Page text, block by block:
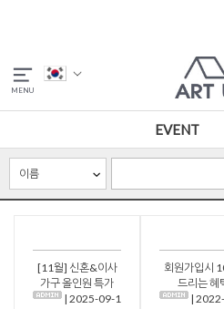
EVENT
[11월] 신혼&이사
가구 올인원 특가
| 2025-09-1
회원가입시
드리는 혜
|